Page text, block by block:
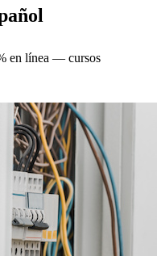
en línea — cursos